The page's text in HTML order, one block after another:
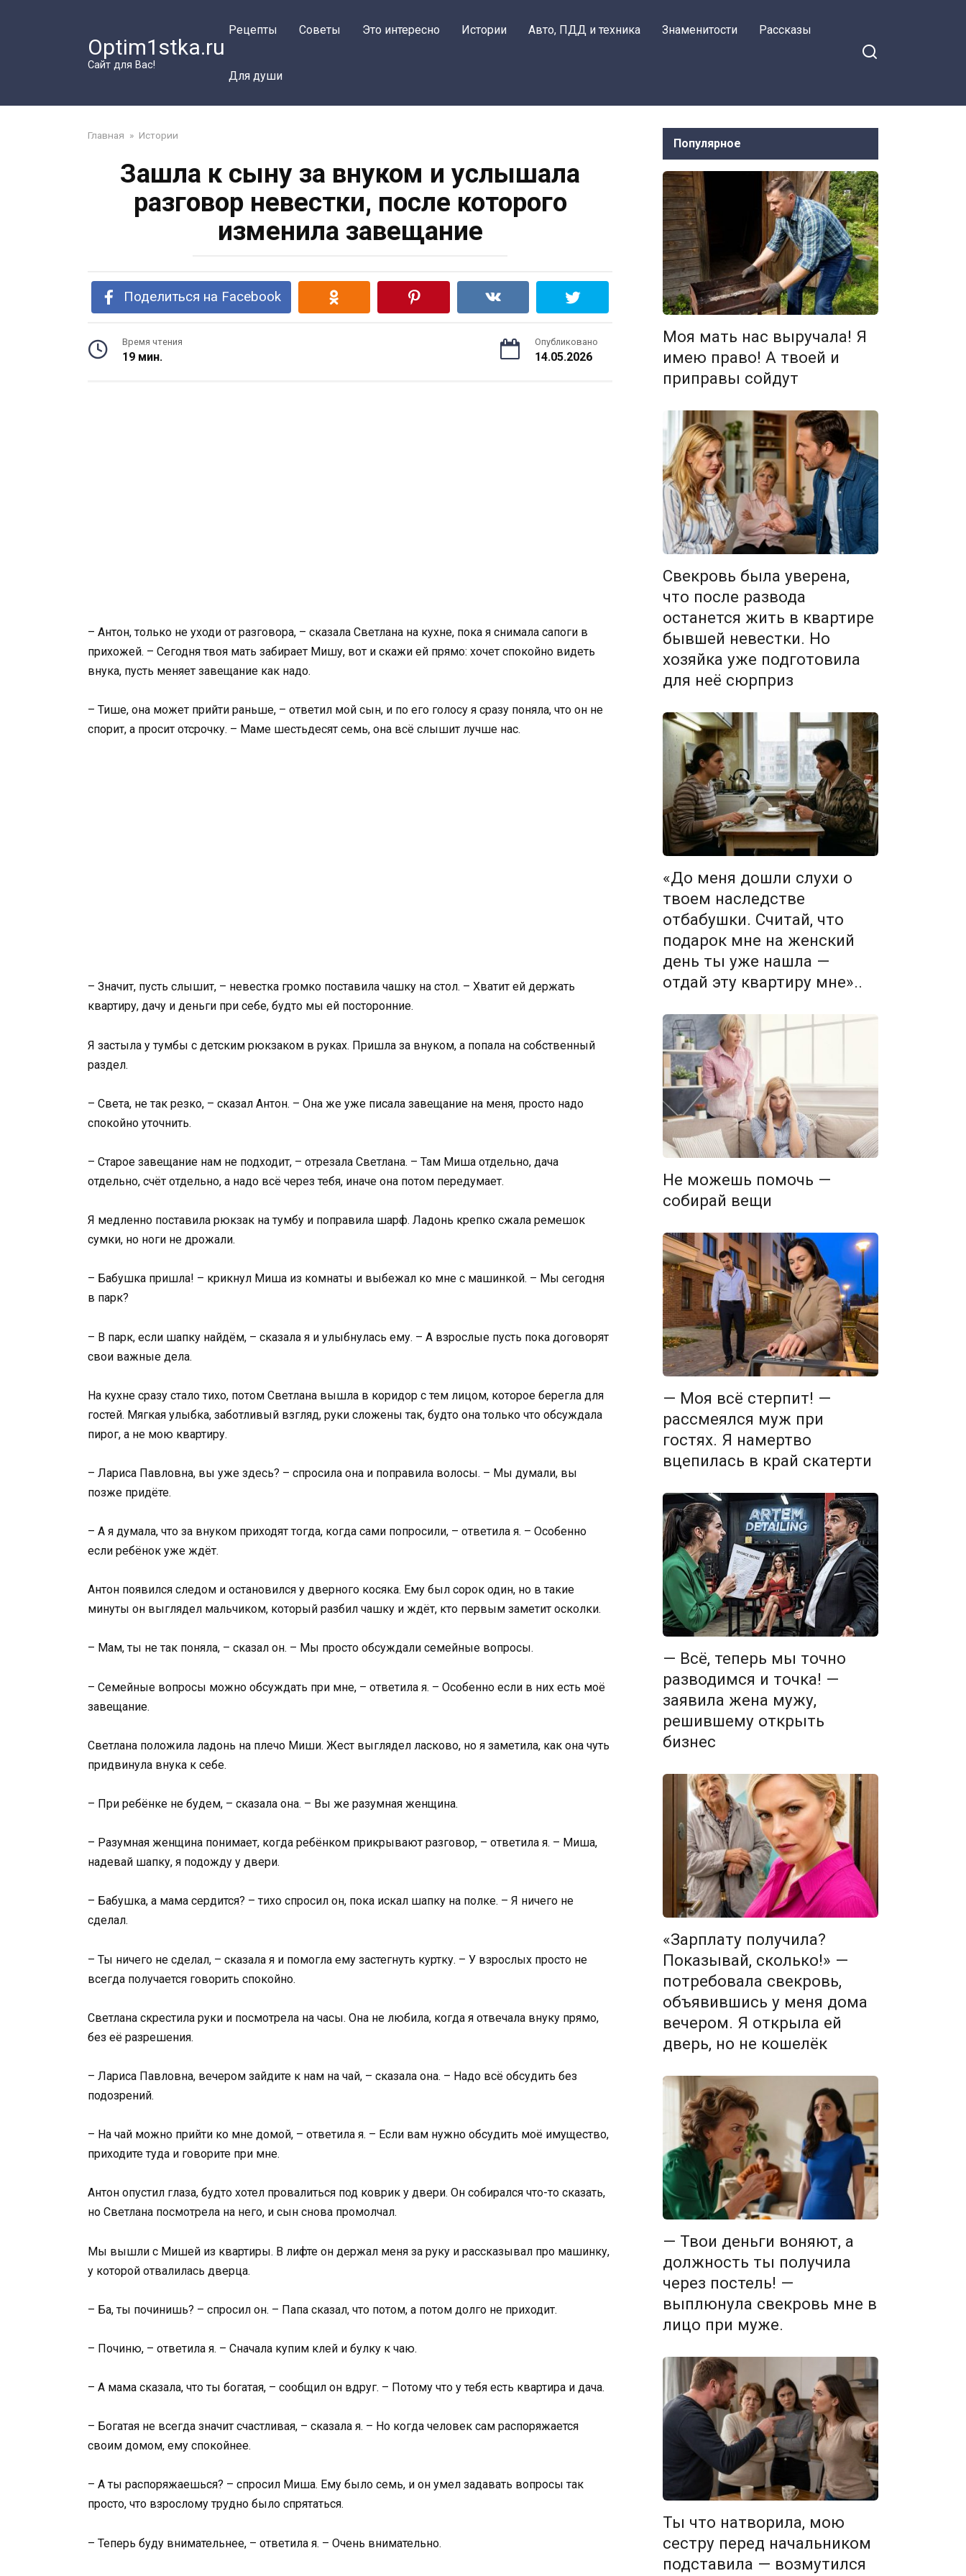
Optim1stka.ru
Сайт для Вас!
Рецепты Советы Это интересно Истории Авто, ПДД и техника Знаменитости Рассказы
Для души
Главная » Истории
Зашла к сыну за внуком и услышала
разговор невестки, после которого
изменила завещание
Поделиться на Facebook
Время чтения
19 мин.
Опубликовано
14.05.2026
– Антон, только не уходи от разговора, – сказала Светлана на кухне, пока я снимала сапоги в
прихожей. – Сегодня твоя мать забирает Мишу, вот и скажи ей прямо: хочет спокойно видеть
внука, пусть меняет завещание как надо.
– Тише, она может прийти раньше, – ответил мой сын, и по его голосу я сразу поняла, что он не
спорит, а просит отсрочку. – Маме шестьдесят семь, она всё слышит лучше нас.
– Значит, пусть слышит, – невестка громко поставила чашку на стол. – Хватит ей держать
квартиру, дачу и деньги при себе, будто мы ей посторонние.
Я застыла у тумбы с детским рюкзаком в руках. Пришла за внуком, а попала на собственный
раздел.
– Света, не так резко, – сказал Антон. – Она же уже писала завещание на меня, просто надо
спокойно уточнить.
– Старое завещание нам не подходит, – отрезала Светлана. – Там Миша отдельно, дача
отдельно, счёт отдельно, а надо всё через тебя, иначе она потом передумает.
Я медленно поставила рюкзак на тумбу и поправила шарф. Ладонь крепко сжала ремешок
сумки, но ноги не дрожали.
– Бабушка пришла! – крикнул Миша из комнаты и выбежал ко мне с машинкой. – Мы сегодня
в парк?
– В парк, если шапку найдём, – сказала я и улыбнулась ему. – А взрослые пусть пока договорят
свои важные дела.
На кухне сразу стало тихо, потом Светлана вышла в коридор с тем лицом, которое берегла для
гостей. Мягкая улыбка, заботливый взгляд, руки сложены так, будто она только что обсуждала
пирог, а не мою квартиру.
– Лариса Павловна, вы уже здесь? – спросила она и поправила волосы. – Мы думали, вы
позже придёте.
– А я думала, что за внуком приходят тогда, когда сами попросили, – ответила я. – Особенно
если ребёнок уже ждёт.
Антон появился следом и остановился у дверного косяка. Ему был сорок один, но в такие
минуты он выглядел мальчиком, который разбил чашку и ждёт, кто первым заметит осколки.
– Мам, ты не так поняла, – сказал он. – Мы просто обсуждали семейные вопросы.
– Семейные вопросы можно обсуждать при мне, – ответила я. – Особенно если в них есть моё
завещание.
Светлана положила ладонь на плечо Миши. Жест выглядел ласково, но я заметила, как она чуть
придвинула внука к себе.
– При ребёнке не будем, – сказала она. – Вы же разумная женщина.
– Разумная женщина понимает, когда ребёнком прикрывают разговор, – ответила я. – Миша,
надевай шапку, я подожду у двери.
– Бабушка, а мама сердится? – тихо спросил он, пока искал шапку на полке. – Я ничего не
сделал.
– Ты ничего не сделал, – сказала я и помогла ему застегнуть куртку. – У взрослых просто не
всегда получается говорить спокойно.
Светлана скрестила руки и посмотрела на часы. Она не любила, когда я отвечала внуку прямо,
без её разрешения.
– Лариса Павловна, вечером зайдите к нам на чай, – сказала она. – Надо всё обсудить без
подозрений.
– На чай можно прийти ко мне домой, – ответила я. – Если вам нужно обсудить моё имущество,
приходите туда и говорите при мне.
Антон опустил глаза, будто хотел провалиться под коврик у двери. Он собирался что-то сказать,
но Светлана посмотрела на него, и сын снова промолчал.
Мы вышли с Мишей из квартиры. В лифте он держал меня за руку и рассказывал про машинку,
у которой отвалилась дверца.
– Ба, ты починишь? – спросил он. – Папа сказал, что потом, а потом долго не приходит.
– Починю, – ответила я. – Сначала купим клей и булку к чаю.
– А мама сказала, что ты богатая, – сообщил он вдруг. – Потому что у тебя есть квартира и дача.
– Богатая не всегда значит счастливая, – сказала я. – Но когда человек сам распоряжается
своим домом, ему спокойнее.
– А ты распоряжаешься? – спросил Миша. Ему было семь, и он умел задавать вопросы так
просто, что взрослому трудно было спрятаться.
– Теперь буду внимательнее, – ответила я. – Очень внимательно.
Популярное
Моя мать нас выручала! Я
имею право! А твоей и
приправы сойдут
Свекровь была уверена,
что после развода
останется жить в квартире
бывшей невестки. Но
хозяйка уже подготовила
для неё сюрприз
«До меня дошли слухи о
твоем наследстве
отбабушки. Считай, что
подарок мне на женский
день ты уже нашла —
отдай эту квартиру мне»..
Не можешь помочь —
собирай вещи
— Моя всё стерпит! —
рассмеялся муж при
гостях. Я намертво
вцепилась в край скатерти
— Всё, теперь мы точно
разводимся и точка! —
заявила жена мужу,
решившему открыть
бизнес
«Зарплату получила?
Показывай, сколько!» —
потребовала свекровь,
объявившись у меня дома
вечером. Я открыла ей
дверь, но не кошелёк
— Твои деньги воняют, а
должность ты получила
через постель! —
выплюнула свекровь мне в
лицо при муже.
Ты что натворила, мою
сестру перед начальником
подставила — возмутился